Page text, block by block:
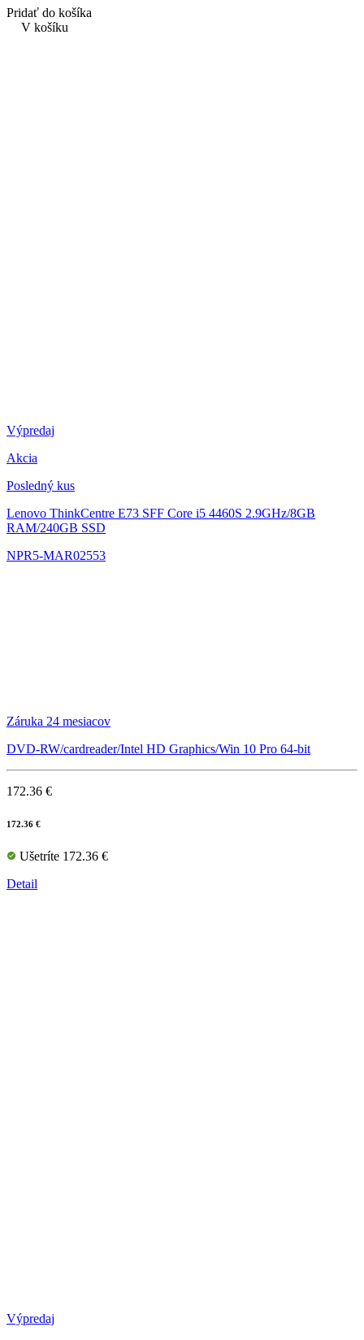
Pridať do košíka
V košíku
Výpredaj
Akcia
Posledný kus
Lenovo ThinkCentre E73 SFF Core i5 4460S 2.9GHz/8GB
RAM/240GB SSD
NPR5-MAR02553
Záruka 24 mesiacov
DVD-RW/cardreader/Intel HD Graphics/Win 10 Pro 64-bit
172.36 €
172.36 €
Ušetríte 172.36 €
Detail
Výpredaj